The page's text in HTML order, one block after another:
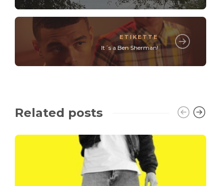
ETIKETTE
It´s a Ben Sherman!
Related posts